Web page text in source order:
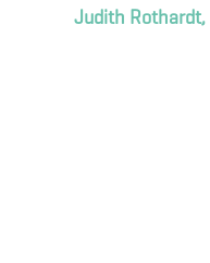
Judith Rothardt,